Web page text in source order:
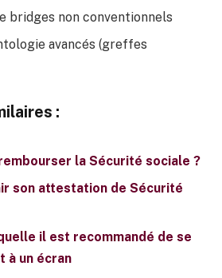
bridges non conventionnels
avancés (greffes
:
la Sécurité sociale ?
son attestation de Sécurité
il est recommandé de se
à un écran